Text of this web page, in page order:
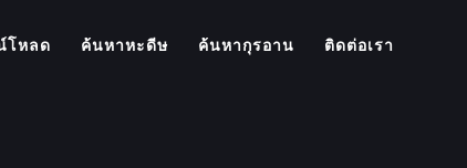
โหลด ค้นหาหะดีษ ค้นหากุรอาน ติดต่อเรา